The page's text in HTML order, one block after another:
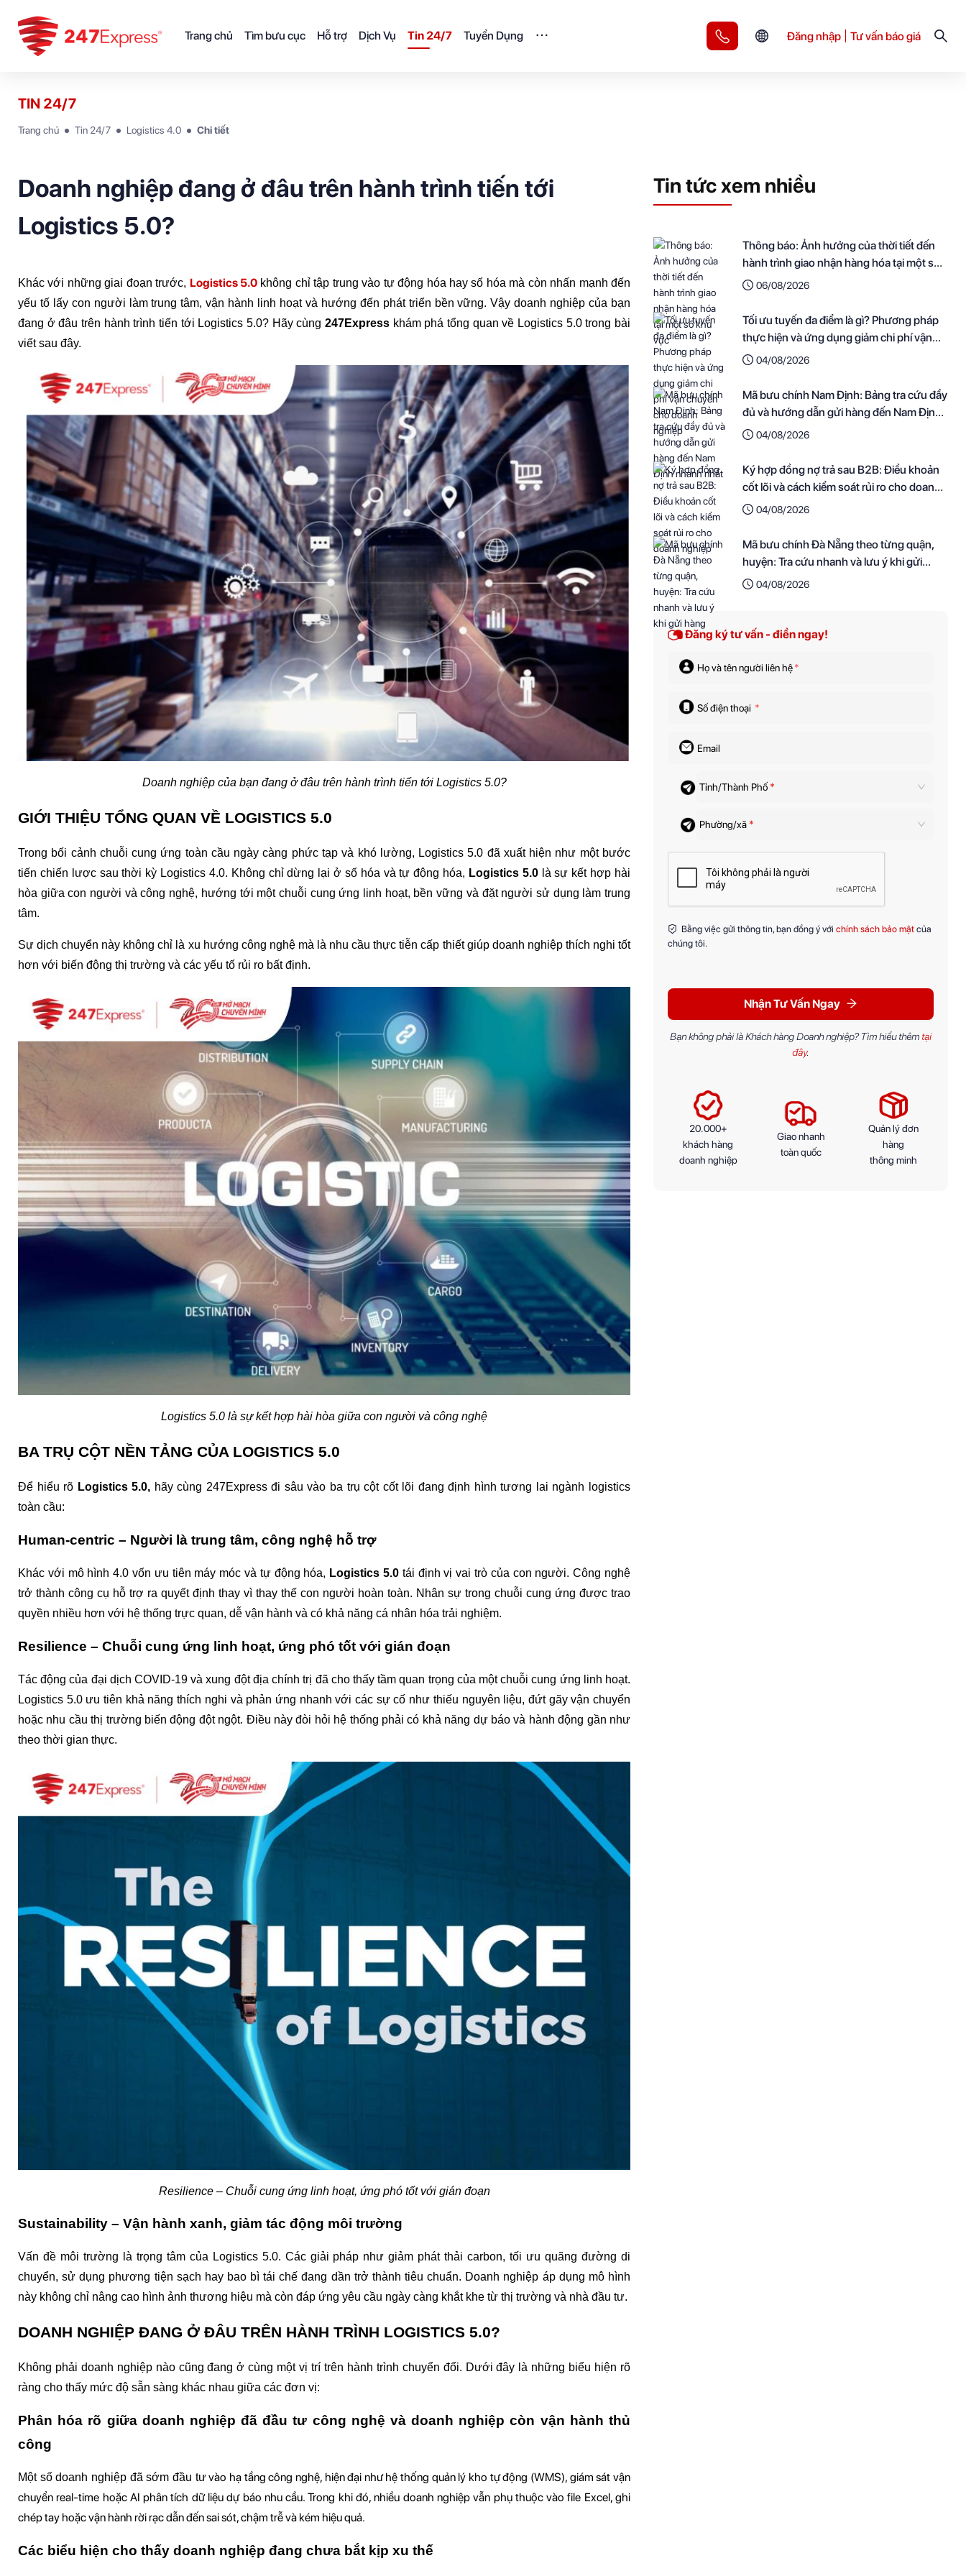
Trang chủ Tìm bưu cục Hỗ trợ Dịch Vụ Tin 24/7 Tuyển Dụng Đăng nhập Tư vấn báo giá
TIN 24/7
Trang chủ Tin 24/7 Logistics 4.0 Chi tiết
Doanh nghiệp đang ở đâu trên hành trình tiến tới
Logistics 5.0?
Khác với những giai đoạn trước, Logistics 5.0 không chỉ tập trung vào tự động hóa hay số hóa mà còn nhấn mạnh đến
yếu tố lấy con người làm trung tâm, vận hành linh hoạt và hướng đến phát triển bền vững. Vậy doanh nghiệp của bạn
đang ở đâu trên hành trình tiến tới Logistics 5.0? Hãy cùng 247Express khám phá tổng quan về Logistics 5.0 trong bài
viết sau đây.
Doanh nghiệp của bạn đang ở đâu trên hành trình tiến tới Logistics 5.0?
GIỚI THIỆU TỔNG QUAN VỀ LOGISTICS 5.0
Trong bối cảnh chuỗi cung ứng toàn cầu ngày càng phức tạp và khó lường, Logistics 5.0 đã xuất hiện như một bước
tiến chiến lược sau thời kỳ Logistics 4.0. Không chỉ dừng lại ở số hóa và tự động hóa, Logistics 5.0 là sự kết hợp hài
hòa giữa con người và công nghệ, hướng tới một chuỗi cung ứng linh hoạt, bền vững và đặt người sử dụng làm trung
tâm.
Sự dịch chuyển này không chỉ là xu hướng công nghệ mà là nhu cầu thực tiễn cấp thiết giúp doanh nghiệp thích nghi tốt
hơn với biến động thị trường và các yếu tố rủi ro bất định.
Logistics 5.0 là sự kết hợp hài hòa giữa con người và công nghệ
BA TRỤ CỘT NỀN TẢNG CỦA LOGISTICS 5.0
Để hiểu rõ Logistics 5.0, hãy cùng 247Express đi sâu vào ba trụ cột cốt lõi đang định hình tương lai ngành logistics
toàn cầu:
Human-centric – Người là trung tâm, công nghệ hỗ trợ
Khác với mô hình 4.0 vốn ưu tiên máy móc và tự động hóa, Logistics 5.0 tái định vị vai trò của con người. Công nghệ
trở thành công cụ hỗ trợ ra quyết định thay vì thay thế con người hoàn toàn. Nhân sự trong chuỗi cung ứng được trao
quyền nhiều hơn với hệ thống trực quan, dễ vận hành và có khả năng cá nhân hóa trải nghiệm.
Resilience – Chuỗi cung ứng linh hoạt, ứng phó tốt với gián đoạn
Tác động của đại dịch COVID-19 và xung đột địa chính trị đã cho thấy tầm quan trọng của một chuỗi cung ứng linh hoạt.
Logistics 5.0 ưu tiên khả năng thích nghi và phản ứng nhanh với các sự cố như thiếu nguyên liệu, đứt gãy vận chuyển
hoặc nhu cầu thị trường biến động đột ngột. Điều này đòi hỏi hệ thống phải có khả năng dự báo và hành động gần như
theo thời gian thực.
Resilience – Chuỗi cung ứng linh hoạt, ứng phó tốt với gián đoạn
Sustainability – Vận hành xanh, giảm tác động môi trường
Vấn đề môi trường là trọng tâm của Logistics 5.0. Các giải pháp như giảm phát thải carbon, tối ưu quãng đường di
chuyển, sử dụng phương tiện sạch hay bao bì tái chế đang dần trở thành tiêu chuẩn. Doanh nghiệp áp dụng mô hình
này không chỉ nâng cao hình ảnh thương hiệu mà còn đáp ứng yêu cầu ngày càng khắt khe từ thị trường và nhà đầu tư.
DOANH NGHIỆP ĐANG Ở ĐÂU TRÊN HÀNH TRÌNH LOGISTICS 5.0?
Không phải doanh nghiệp nào cũng đang ở cùng một vị trí trên hành trình chuyển đổi. Dưới đây là những biểu hiện rõ
ràng cho thấy mức độ sẵn sàng khác nhau giữa các đơn vị:
Phân hóa rõ giữa doanh nghiệp đã đầu tư công nghệ và doanh nghiệp còn vận hành thủ
công
Một số doanh nghiệp đã sớm đầu tư vào hạ tầng công nghệ, hiện đại như hệ thống quản lý kho tự động (WMS), giám sát vận
chuyển real-time hoặc AI phân tích dữ liệu dự báo nhu cầu. Trong khi đó, nhiều doanh nghiệp vẫn phụ thuộc vào file Excel, ghi
chép tay hoặc vận hành rời rạc dẫn đến sai sót, chậm trễ và kém hiệu quả.
Các biểu hiện cho thấy doanh nghiệp đang chưa bắt kịp xu thế
Tin tức xem nhiều
Thông báo: Ảnh hưởng của thời tiết đến
hành trình giao nhận hàng hóa tại một số
khu vực
06/08/2026
Tối ưu tuyến đa điểm là gì? Phương pháp
thực hiện và ứng dụng giảm chi phí vận
chuyển cho doanh nghiệp
04/08/2026
Mã bưu chính Nam Định: Bảng tra cứu đầy
đủ và hướng dẫn gửi hàng đến Nam Định
nhanh nhất
04/08/2026
Ký hợp đồng nợ trả sau B2B: Điều khoản
cốt lõi và cách kiểm soát rủi ro cho doanh
nghiệp
04/08/2026
Mã bưu chính Đà Nẵng theo từng quận,
huyện: Tra cứu nhanh và lưu ý khi gửi
hàng04/08/2026
Đăng ký tư vấn - điền ngay!
Họ và tên người liên hệ*
Số điện thoại *
Email
Tỉnh/Thành Phố *
Phường/xã *
Bằng việc gửi thông tin, bạn đồng ý với chính sách bảo mật của
chúng tôi.
Nhận Tư Vấn Ngay
Bạn không phải là Khách hàng Doanh nghiệp? Tìm hiểu thêm tại
đây.
20.000+
khách hàng
doanh nghiệp
Giao nhanh
toàn quốc
Quản lý đơn
hàng
thông minh